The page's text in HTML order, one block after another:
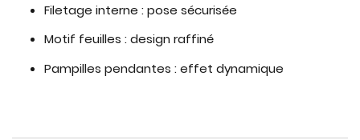
Filetage interne : pose sécurisée
Motif feuilles : design raffiné
Pampilles pendantes : effet dynamique